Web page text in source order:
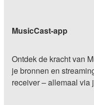
MusicCast-app
Ontdek de kracht van
je bronnen en
receiver – allemaal via